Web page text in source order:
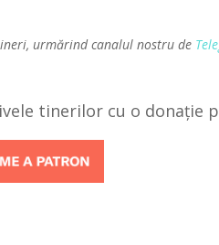
urmărind canalul nostru de
tinerilor cu o donație